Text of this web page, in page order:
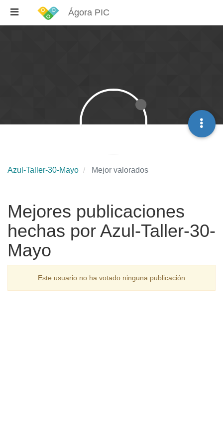
Ágora PIC
Azul-Taller-30-Mayo Mejor valorados
Mejores publicaciones
hechas por Azul-Taller-30-
Mayo
Este usuario no ha votado ninguna publicación